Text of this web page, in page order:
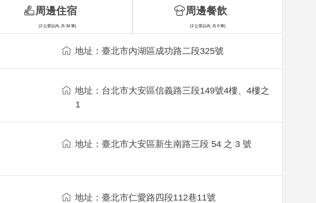
地址：臺北市內湖區成功路二段325號
地址：台北市大安區信義路三段149號4樓、4樓之
1
地址：臺北市大安區新生南路三段 54 之 3 號
地址：臺北市仁愛路四段112巷11號
周邊住宿
(2 公里以內, 共 34 筆)
周邊餐飲
(2 公里以內, 共 0 筆)